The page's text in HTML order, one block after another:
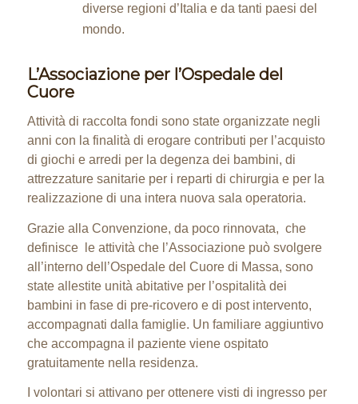
diverse regioni d’Italia e da tanti paesi del
mondo.
L’Associazione per l’Ospedale del
Cuore
Attività di raccolta fondi sono state organizzate negli
anni con la finalità di erogare contributi per l’acquisto
di giochi e arredi per la degenza dei bambini, di
attrezzature sanitarie per i reparti di chirurgia e per la
realizzazione di una intera nuova sala operatoria.
Grazie alla Convenzione, da poco rinnovata, che
definisce le attività che l’Associazione può svolgere
all’interno dell’Ospedale del Cuore di Massa, sono
state allestite unità abitative per l’ospitalità dei
bambini in fase di pre-ricovero e di post intervento,
accompagnati dalla famiglie. Un familiare aggiuntivo
che accompagna il paziente viene ospitato
gratuitamente nella residenza.
I volontari si attivano per ottenere visti di ingresso per